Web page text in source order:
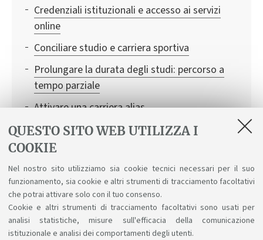
QUESTO SITO WEB UTILIZZA I
COOKIE
Nel nostro sito utilizziamo sia cookie tecnici necessari per il suo
funzionamento, sia cookie e altri strumenti di tracciamento facoltativi
che potrai attivare solo con il tuo consenso.
Cookie e altri strumenti di tracciamento facoltativi sono usati per
analisi statistiche, misure sull'efficacia della comunicazione
istituzionale e analisi dei comportamenti degli utenti.
Credenziali istituzionali e accesso ai servizi
online
Conciliare studio e carriera sportiva
Prolungare la durata degli studi: percorso a
tempo parziale
Attivare una carriera alias
Iscriversi a singole attività formative
Conciliare studio e lavoro
AlmaMathematica
Riconoscimento crediti